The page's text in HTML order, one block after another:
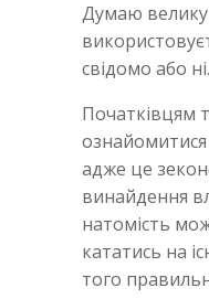
Думаю велику
свідомо або ні.
Початківцям
адже це
винайдення
натомість
кататись на
того